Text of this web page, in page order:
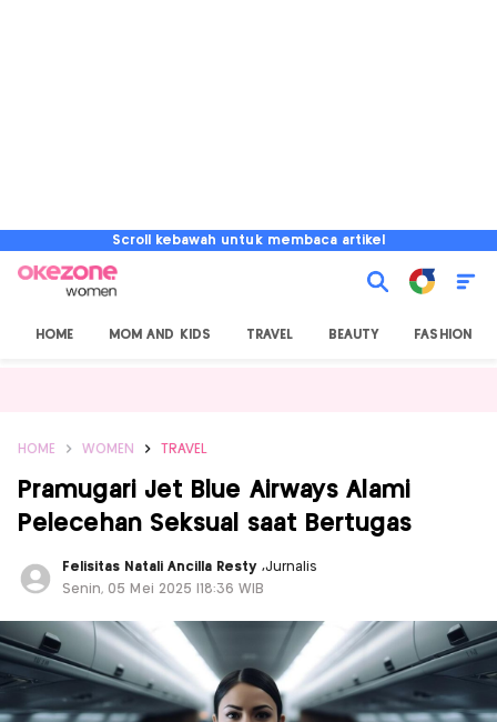
Scroll kebawah untuk membaca artikel
HOME MOM AND KIDS TRAVEL BEAUTY FASHION
HOME WOMEN TRAVEL
Pramugari Jet Blue Airways Alami
Pelecehan Seksual saat Bertugas
Felisitas Natali Ancilla Resty ,Jurnalis
Senin, 05 Mei 2025 |18:36 WIB